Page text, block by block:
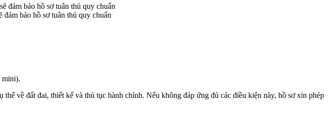
bảo hồ sơ tuân thủ quy chuẩn
mini).
về đất đai, thiết kế và thủ tục hành chính. Nếu không đáp ứng đủ các điều kiện này, hồ sơ xin phép